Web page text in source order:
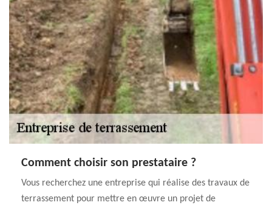
Comment choisir son prestataire ?
Vous recherchez une entreprise qui réalise des travaux de
terrassement pour mettre en œuvre un projet de